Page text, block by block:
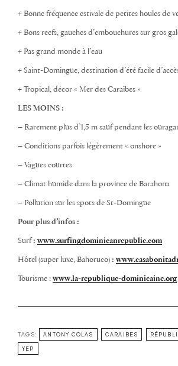
+ Bonne fréquence estivale de petites houles de
+ Bons reefs, gauches d’embouchures sur gros
+ Pas grand monde à l’eau
+ Saint-Domingue, destination d’été facile
+ Tropical, décor « Mer des Caraïbes »
LES MOINS :
– Rarement plus d’1,5 m sauf pendant les
– Conditions parfois légèrement « onshore »
– Vagues courtes
– Climat humide dans la province de Barahona
– Pollution sur les spots de St-Domingue
Pour plus d’infos :
Surf: www.surfingdominicanrepublic.com
Hôtel (super luxe, Bahoruco) :
Tourisme : www.la-republique-dominicaine.org
TAGS: ANTONY COLAS CARAIBES
YEP